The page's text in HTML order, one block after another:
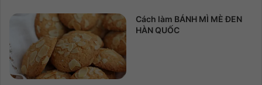
Cách làm BÁNH MÌ MÈ ĐEN
HÀN QUỐC